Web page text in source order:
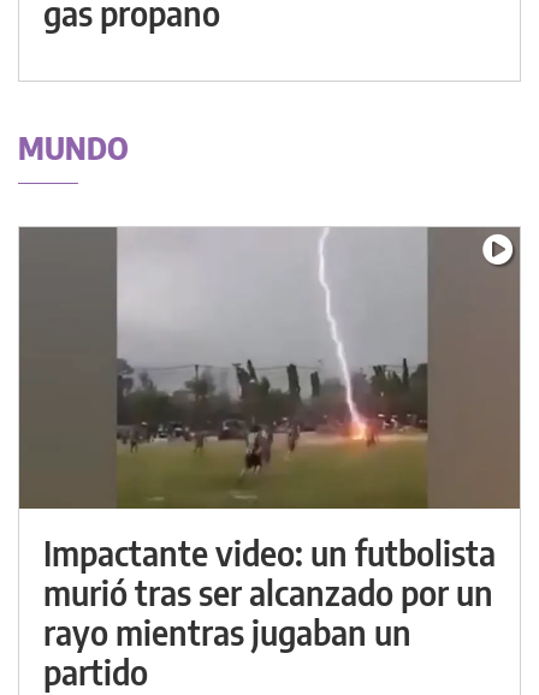
gas propano
MUNDO
Impactante video: un futbolista
murió tras ser alcanzado por un
rayo mientras jugaban un
partido